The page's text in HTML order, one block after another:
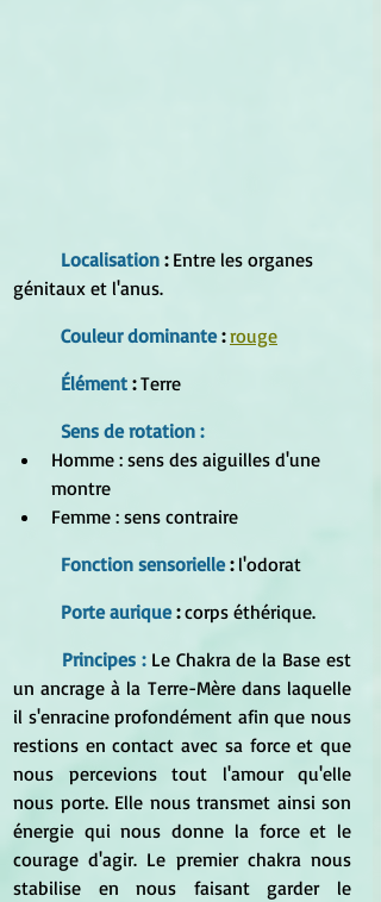
Localisation : Entre les organes
génitaux et l'anus.
Couleur dominante : rouge
Élément : Terre
Sens de rotation :
Homme : sens des aiguilles d'une
montre
Femme : sens contraire
Fonction sensorielle : l'odorat
Porte aurique : corps éthérique.
Principes : Le Chakra de la Base est
un ancrage à la Terre-Mère dans laquelle
il s'enracine profondément afin que nous
restions en contact avec sa force et que
nous percevions tout l'amour qu'elle
nous porte. Elle nous transmet ainsi son
énergie qui nous donne la force et le
courage d'agir. Le premier chakra nous
stabilise en nous faisant garder le